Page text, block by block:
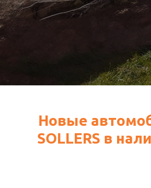
Новые
SOLLERS в